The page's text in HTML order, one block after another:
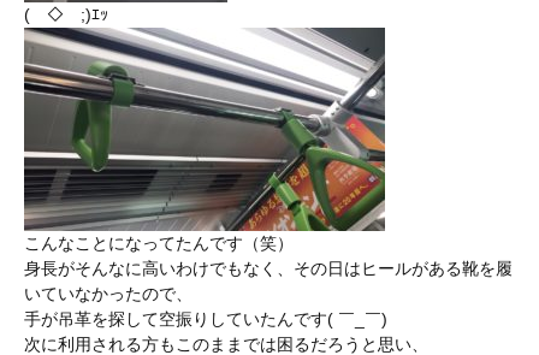
(￣◇￣;)ｴｯ
こんなことになってたんです（笑）
身長がそんなに高いわけでもなく、その日はヒールがある靴を履
いていなかったので、
手が吊革を探して空振りしていたんです( ￣_￣)
次に利用される方もこのままでは困るだろうと思い、